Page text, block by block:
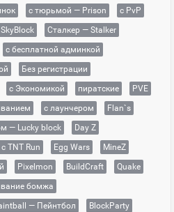
с тюрьмой — Prison
с PvP
Сталкер — Stalker
с бесплатной админкой
Без регистрации
с Экономикой пиратские
PVE
с лаунчером
Flan`s
— Lucky block
Day Z
с TNT Run Egg Wars
MineZ
Pixelmon BuildCraft
Quake
бомжа
— Пейнтбол
BlockParty